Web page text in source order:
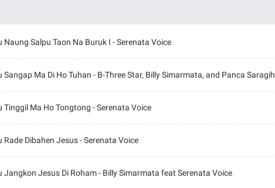
Naung Salpu Taon Na Buruk I - Serenata Voice
Sangap Ma Di Ho Tuhan - B-Three Star, Billy Simarmata, and Panca Saragih
Tinggil Ma Ho Tongtong - Serenata Voice
Rade Dibahen Jesus - Serenata Voice
Jangkon Jesus Di Roham - Billy Simarmata feat Serenata Voice